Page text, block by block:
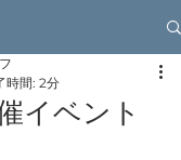
イベント
時間: 2分